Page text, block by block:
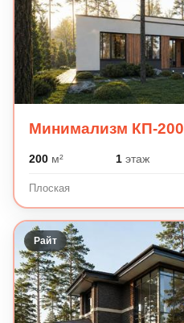
Минимализм КП-200
200м² 1этаж
Плоская
Райт